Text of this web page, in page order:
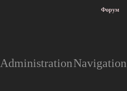
Форум
AdministrationNavigation